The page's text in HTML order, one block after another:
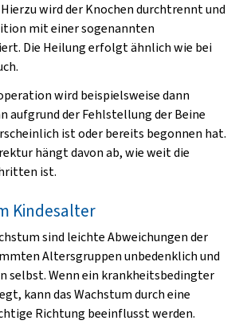
wird der Knochen durchtrennt und
mit einer sogenannten
Die Heilung erfolgt ähnlich wie bei
wird beispielsweise dann
aufgrund der Fehlstellung der Beine
ist oder bereits begonnen hat.
hängt davon ab, wie weit die
ist.
Kindesalter
sind leichte Abweichungen der
Altersgruppen unbedenklich und
selbst. Wenn ein krankheitsbedingter
kann das Wachstum durch eine
Richtung beeinflusst werden.